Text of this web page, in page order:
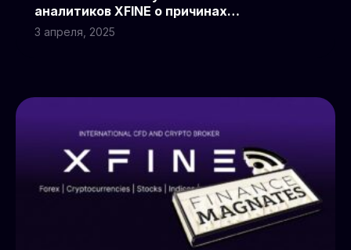
аналитиков XFINE о причинах
криптообвала
3 апреля, 2025